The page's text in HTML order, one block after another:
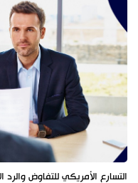
التسارع الأمريكي للتفاوض